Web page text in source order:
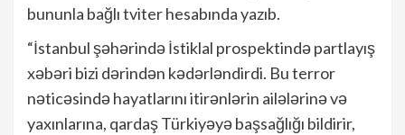
bununla bağlı tviter hesabında yazıb.
“İstanbul şəhərində İstiklal prospektində partlayış
xəbəri bizi dərindən kədərləndirdi. Bu terror
nəticəsində hayatlarını itirənlərin ailələrinə və
yaxınlarına, qardaş Türkiyəyə başsağlığı bildirir,